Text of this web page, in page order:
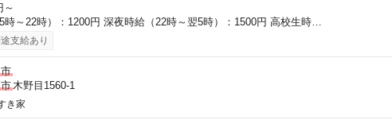
～
時～22時）：1200円 深夜時給（22時～翌5時）：1500円 高校生時…
支給あり
木野目1560-1
き家